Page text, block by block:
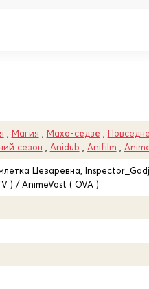
Магия Махо-сёдзё
сезон Anidub Anifilm
Цезаревна,
) / AnimeVost ( OVA )